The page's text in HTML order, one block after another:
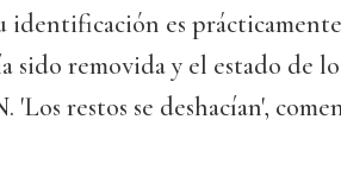
identificación es
sido removida y el estado de
restos se deshacían',